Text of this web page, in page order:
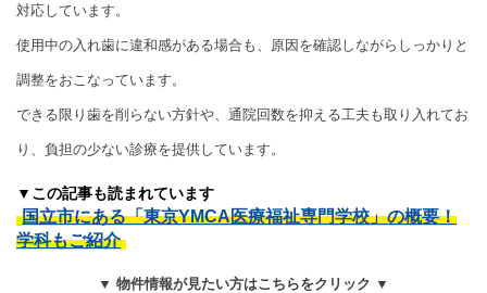
対応しています。
使用中の入れ歯に違和感がある場合も、原因を確認しながらしっかりと
調整をおこなっています。
できる限り歯を削らない方針や、通院回数を抑える工夫も取り入れてお
り、負担の少ない診療を提供しています。
▼この記事も読まれています
国立市にある「東京YMCA医療福祉専門学校」の概要！
学科もご紹介
▼ 物件情報が見たい方はこちらをクリック ▼